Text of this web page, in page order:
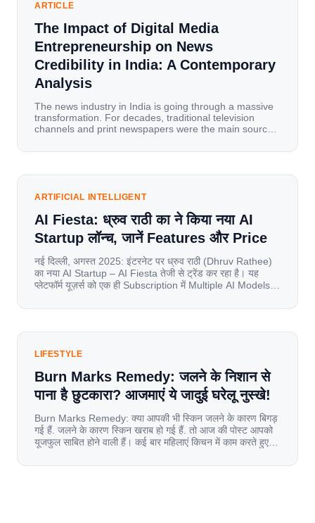
ARTICLE
The Impact of Digital Media
Entrepreneurship on News
Credibility in India: A Contemporary
Analysis
The news industry in India is going through a massive
transformation. For decades, traditional television
channels and print newspapers were the main sources
mobile data, affordable smartphones, and high-speed
has become a mobile-first market where consumers
ARTIFICIAL INTELLIGENT
AI Fiesta: ध्रुव राठी का ने किया नया AI
Startup लॉन्च, जानें Features और Price
नई दिल्ली, अगस्त 2025: इंटरनेट पर ध्रुव राठी (Dhruv Rathee)
का नया AI Startup – AI Fiesta तेजी से ट्रेंड कर रहा है। यह
प्लेटफॉर्म यूज़र्स को एक ही Subscription में Multiple AI Models
यूज़र्स का जबरदस्त रिस्पॉन्स लॉन्च के तुरंत […]
LIFESTYLE
Burn Marks Remedy: जलने के निशान से
पाना है छुटकारा? आजमाएं ये जादुई घरेलू नुस्खे!
Burn Marks Remedy: क्या आपकी भी स्किन जलने के कारण बिगड़
गई हैं. जलने के कारण स्किन खराब हो गई हैं. तो आज की पोस्ट आपको
यूजफुल साबित होने वाली हैं। कई बार महिलाएं किचन में काम करते हुए
[…]